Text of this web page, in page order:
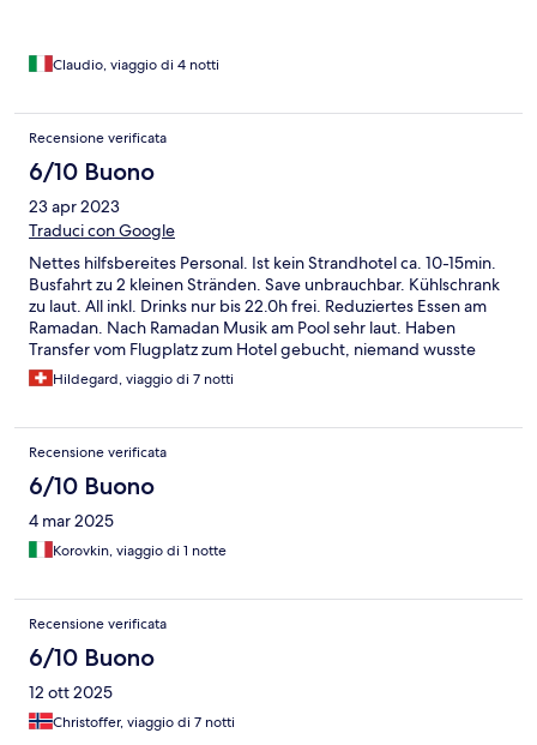
Claudio, viaggio di 4 notti
Recensione verificata
6/10 Buono
23 apr 2023
Traduci con Google
Nettes hilfsbereites Personal. Ist kein Strandhotel ca. 10-15min.
Busfahrt zu 2 kleinen Stränden. Save unbrauchbar. Kühlschrank
zu laut. All inkl. Drinks nur bis 22.0h frei. Reduziertes Essen am
Ramadan. Nach Ramadan Musik am Pool sehr laut. Haben
Transfer vom Flugplatz zum Hotel gebucht, niemand wusste
etwas davon, so haben wir es selber bezahlt.
Hildegard, viaggio di 7 notti
Recensione verificata
6/10 Buono
4 mar 2025
Korovkin, viaggio di 1 notte
Recensione verificata
6/10 Buono
12 ott 2025
Christoffer, viaggio di 7 notti